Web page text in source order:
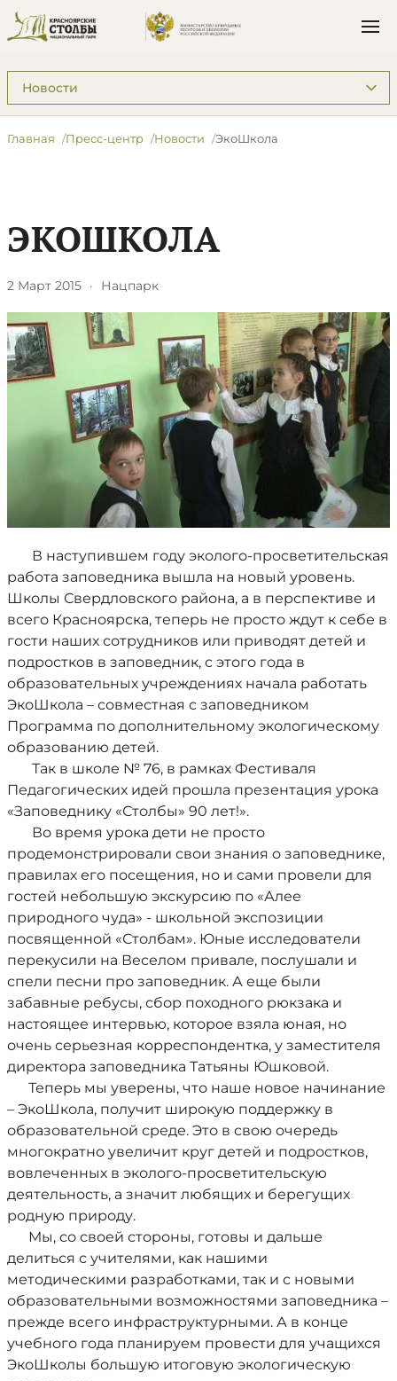
Подразделы: Пресс-центр
Главная Пресс-центр Новости ЭкоШкола
ЭКОШКОЛА
2 Март 2015 · Нацпарк
В наступившем году эколого-просветительская
работа заповедника вышла на новый уровень.
Школы Свердловского района, а в перспективе и
всего Красноярска, теперь не просто ждут к себе в
гости наших сотрудников или приводят детей и
подростков в заповедник, с этого года в
образовательных учреждениях начала работать
ЭкоШкола – совместная с заповедником
Программа по дополнительному экологическому
образованию детей.
Так в школе № 76, в рамках Фестиваля
Педагогических идей прошла презентация урока
«Заповеднику «Столбы» 90 лет!».
Во время урока дети не просто
продемонстрировали свои знания о заповеднике,
правилах его посещения, но и сами провели для
гостей небольшую экскурсию по «Алее
природного чуда» - школьной экспозиции
посвященной «Столбам». Юные исследователи
перекусили на Веселом привале, послушали и
спели песни про заповедник. А еще были
забавные ребусы, сбор походного рюкзака и
настоящее интервью, которое взяла юная, но
очень серьезная корреспондентка, у заместителя
директора заповедника Татьяны Юшковой.
Теперь мы уверены, что наше новое начинание
– ЭкоШкола, получит широкую поддержку в
образовательной среде. Это в свою очередь
многократно увеличит круг детей и подростков,
вовлеченных в эколого-просветительскую
деятельность, а значит любящих и берегущих
родную природу.
Мы, со своей стороны, готовы и дальше
делиться с учителями, как нашими
методическими разработками, так и с новыми
образовательными возможностями заповедника –
прежде всего инфраструктурными. А в конце
учебного года планируем провести для учащихся
ЭкоШколы большую итоговую экологическую